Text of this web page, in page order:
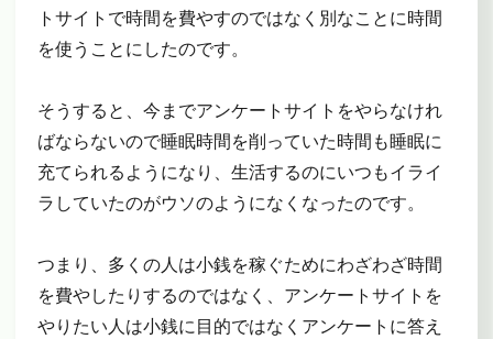
トサイトで時間を費やすのではなく別なことに時間
を使うことにしたのです。
そうすると、今までアンケートサイトをやらなけれ
ばならないので睡眠時間を削っていた時間も睡眠に
充てられるようになり、生活するのにいつもイライ
ラしていたのがウソのようになくなったのです。
つまり、多くの人は小銭を稼ぐためにわざわざ時間
を費やしたりするのではなく、アンケートサイトを
やりたい人は小銭に目的ではなくアンケートに答え